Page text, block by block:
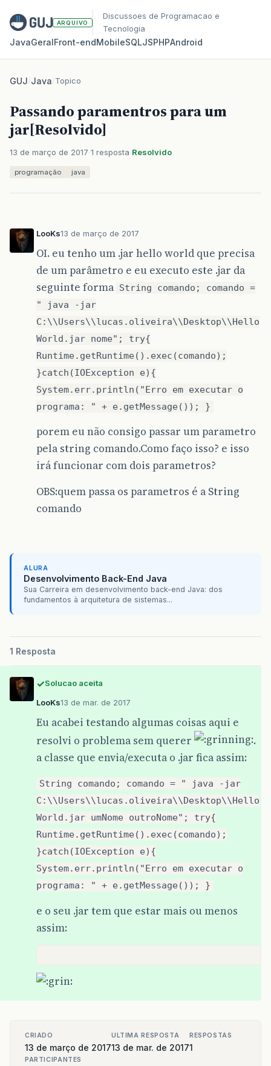
ARQUIVO
Discussoes de Programacao e
Tecnologia
JavaGeralFront‑endMobileSQLJSPHPAndroid
GUJ/Java/Topico
Passando paramentros para um
jar[Resolvido]
13 de março de 2017 1 resposta Resolvido
programação java
LooKs13 de março de 2017
OI. eu tenho um .jar hello world que precisa
de um parâmetro e eu executo este .jar da
seguinte forma String comando; comando =
" java -jar
C:\\Users\\lucas.oliveira\\Desktop\\Hello
World.jar nome"; try{
Runtime.getRuntime().exec(comando);
}catch(IOException e){
System.err.println("Erro em executar o
programa: " + e.getMessage()); }
porem eu não consigo passar um parametro
pela string comando.Como faço isso? e isso
irá funcionar com dois parametros?
OBS:quem passa os parametros é a String
comando
ALURA
Desenvolvimento Back-End Java
Sua Carreira em desenvolvimento back-end Java: dos
fundamentos à arquitetura de sistemas...
1 Resposta
Solucao aceita
LooKs13 de mar. de 2017
Eu acabei testando algumas coisas aqui e
resolvi o problema sem querer
.
a classe que envia/executa o .jar fica assim:
String comando; comando = " java -jar
C:\\Users\\lucas.oliveira\\Desktop\\Hello
World.jar umNome outroNome"; try{
Runtime.getRuntime().exec(comando);
}catch(IOException e){
System.err.println("Erro em executar o
programa: " + e.getMessage()); }
e o seu .jar tem que estar mais ou menos
assim:
CRIADO
13 de março de 2017
ULTIMA RESPOSTA
13 de mar. de 2017
RESPOSTAS
1
PARTICIPANTES